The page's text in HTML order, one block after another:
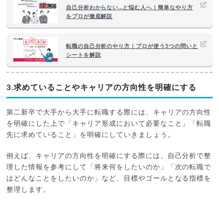
自己分析わからない…と悩む人へ｜簡単なやり方
をプロが徹底解説
転職の自己分析のやり方｜プロが使う5つの問いと
シートを解説
3.求めていることやキャリアの方向性を明確にする
第二新卒で大手から大手に転職する際には、キャリアの方向性
を明確にした上で「キャリア形成において必要なこと」「転職
先に求めていること」を明確にしていきましょう。
例えば、キャリアの方向性を明確にする際には、自己分析で整
理した情報を参考にして「将来何をしたいのか」「次の転職で
はどんなことをしたいのか」など、目標やゴールとなる指標を
整理します。